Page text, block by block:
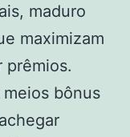
maduro
maximizam
prêmios.
bônus